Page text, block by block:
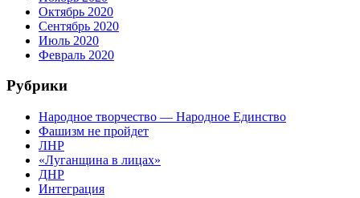
Октябрь 2020
Сентябрь 2020
Июль 2020
Февраль 2020
Рубрики
Народное творчество — Народное Единство
Фашизм не пройдет
ЛНР
«Луганщина в лицах»
ДНР
Интеграция